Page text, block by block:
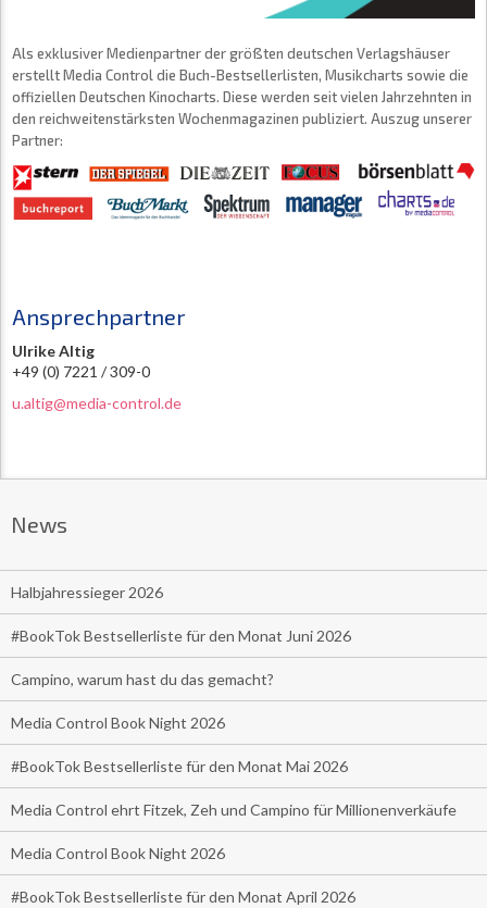
Als exklusiver Medienpartner der größten deutschen Verlagshäuser
erstellt Media Control die Buch-Bestsellerlisten, Musikcharts sowie die
offiziellen Deutschen Kinocharts. Diese werden seit vielen Jahrzehnten in
den reichweitenstärksten Wochenmagazinen publiziert. Auszug unserer
Partner:
Ansprechpartner
Ulrike Altig
+49 (0) 7221 / 309-0
u.altig@media-control.de
News
Halbjahressieger 2026
#BookTok Bestsellerliste für den Monat Juni 2026
Campino, warum hast du das gemacht?
Media Control Book Night 2026
#BookTok Bestsellerliste für den Monat Mai 2026
Media Control ehrt Fitzek, Zeh und Campino für Millionenverkäufe
Media Control Book Night 2026
#BookTok Bestsellerliste für den Monat April 2026